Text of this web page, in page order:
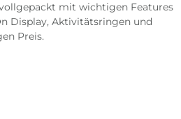
mit wichtigen Features
Display, Aktivitätsringen und
Preis.